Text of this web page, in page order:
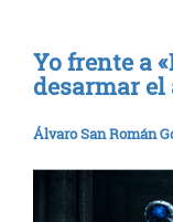
Yo frente a
desarmar el
Álvaro San Román